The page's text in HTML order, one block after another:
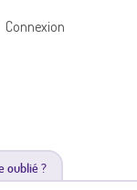
Connexion
oublié ?